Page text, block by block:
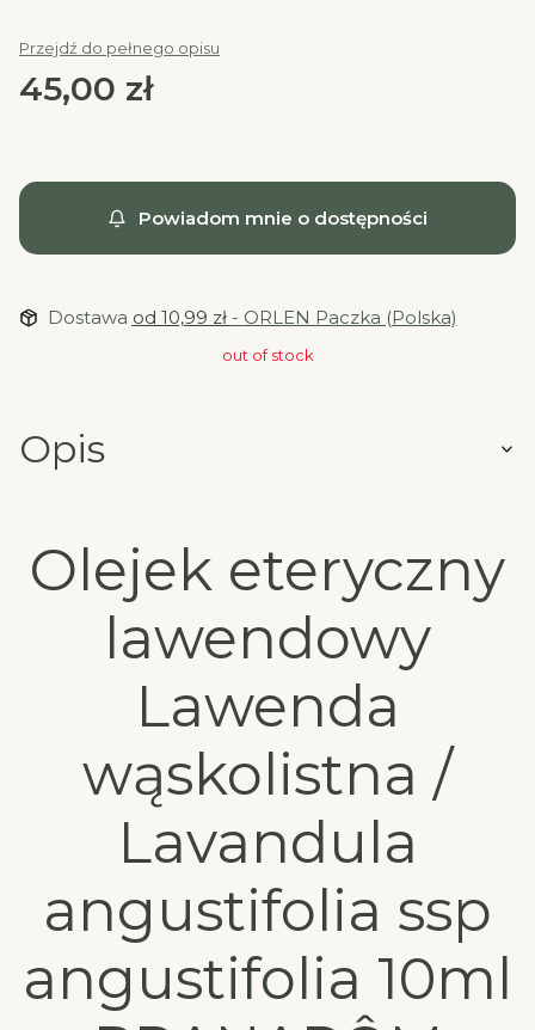
Przejdź do pełnego opisu
Cena
45,00 zł
Powiadom mnie o dostępności
Dostawa od 10,99 zł - ORLEN Paczka (Polska)
out of stock
Opis
Olejek eteryczny
lawendowy
Lawenda
wąskolistna /
Lavandula
angustifolia ssp
angustifolia 10ml